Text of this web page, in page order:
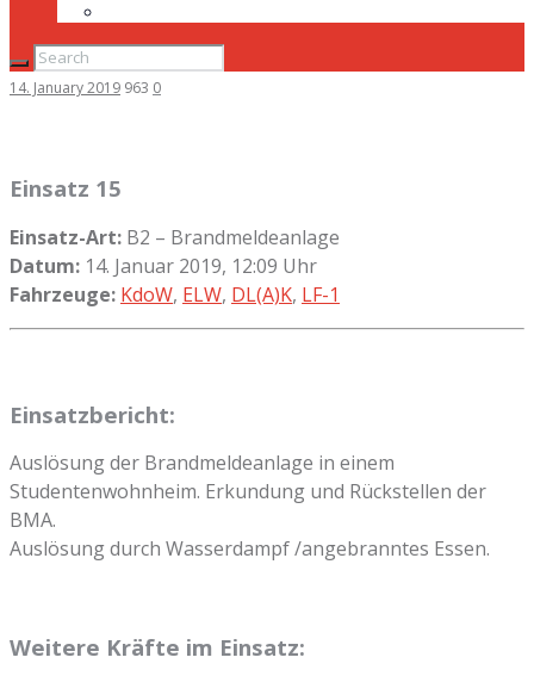
14. January 2019 963 0
Einsatz 15
Einsatz-Art: B2 – Brandmeldeanlage
Datum: 14. Januar 2019, 12:09 Uhr
Fahrzeuge: KdoW, ELW, DL(A)K, LF-1
Einsatzbericht:
Auslösung der Brandmeldeanlage in einem
Studentenwohnheim. Erkundung und Rückstellen der
BMA.
Auslösung durch Wasserdampf /angebranntes Essen.
Weitere Kräfte im Einsatz: